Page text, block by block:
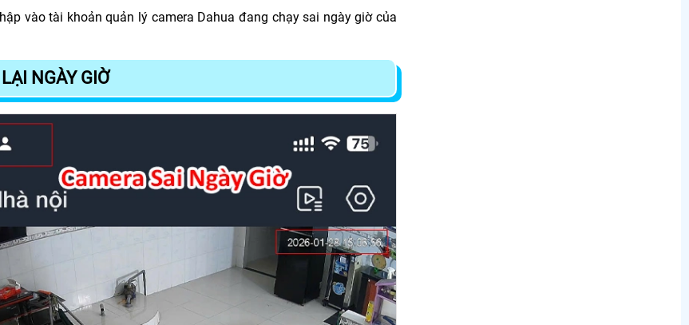
vào tài khoản quản lý camera Dahua đang chạy sai ngày giờ của
NGÀY GIỜ